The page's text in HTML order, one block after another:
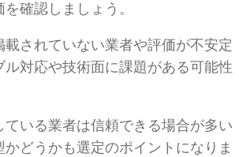
確認しましょう。
されていない業者や評価が不安定
ル対応や技術面に課題がある可能性
ている業者は信頼できる場合が多い
どうかも選定のポイントになりま